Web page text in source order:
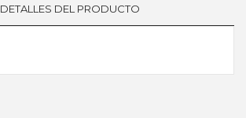
DETALLES DEL PRODUCTO